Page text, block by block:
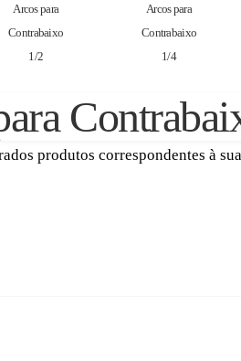
Arcos para
Contrabaixo
1/2
Arcos para
Contrabaixo
1/4
produtos correspondentes à